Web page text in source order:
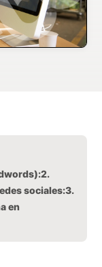
2.
sociales:3.
en